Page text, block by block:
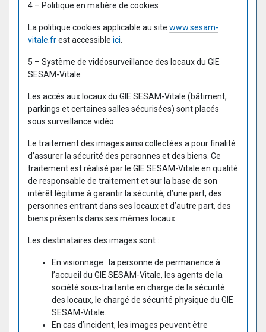
4 – Politique en matière de cookies
La politique cookies applicable au site www.sesam-
vitale.frest accessible ici.
5 – Système de vidéosurveillance des locaux du GIE
SESAM-Vitale
Les accès aux locaux du GIE SESAM-Vitale (bâtiment,
parkings et certaines salles sécurisées) sont placés
sous surveillance vidéo.
Le traitement des images ainsi collectées a pour finalité
d’assurer la sécurité des personnes et des biens. Ce
traitement est réalisé par le GIE SESAM-Vitale en qualité
de responsable de traitement et sur la base de son
intérêt légitime à garantir la sécurité, d’une part, des
personnes entrant dans ses locaux et d’autre part, des
biens présents dans ses mêmes locaux.
Les destinataires des images sont :
En visionnage : la personne de permanence à
l’accueil du GIE SESAM-Vitale, les agents de la
société sous-traitante en charge de la sécurité
des locaux, le chargé de sécurité physique du GIE
SESAM-Vitale.
En cas d’incident, les images peuvent être